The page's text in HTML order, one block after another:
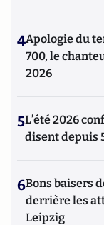
4Apologie du
700, le
2026
5L’été 2026
disent depuis
6Bons baisers
derrière les
Leipzig